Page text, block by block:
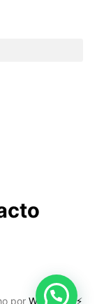
por Websaurio⚡